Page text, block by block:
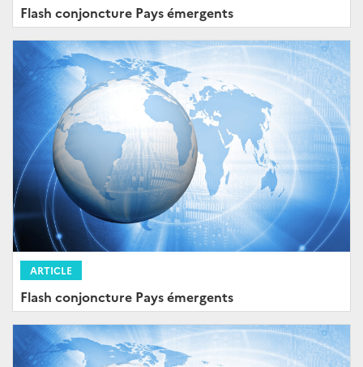
Flash conjoncture Pays émergents
ARTICLE
Flash conjoncture Pays émergents